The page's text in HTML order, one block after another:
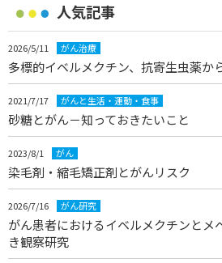
人気記事
2026/5/11 がん治療
多標的イベルメクチン、抗寄生虫薬か
2021/7/17 がんと生活・運動・食事
砂糖とがん－知っておきたいこと
2023/8/1 がん
染毛剤・縮毛矯正剤とがんリスク
2026/7/16 がん研究
がん患者におけるイベルメクチンとメ
き観察研究